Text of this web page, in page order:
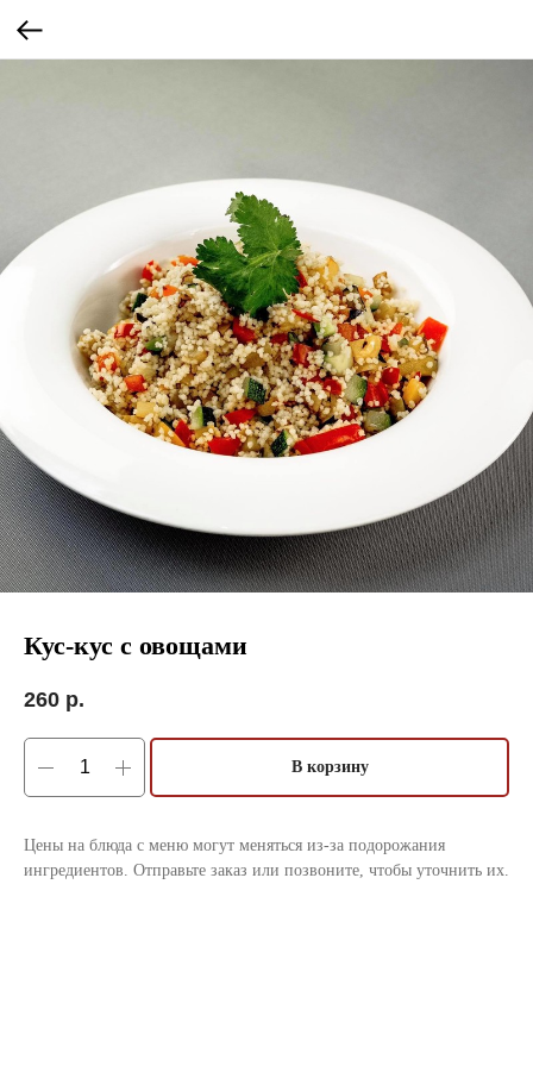
Кус-кус с овощами
260 р.
В корзину
Цены на блюда с меню могут меняться из-за подорожания
ингредиентов. Отправьте заказ или позвоните, чтобы уточнить их.